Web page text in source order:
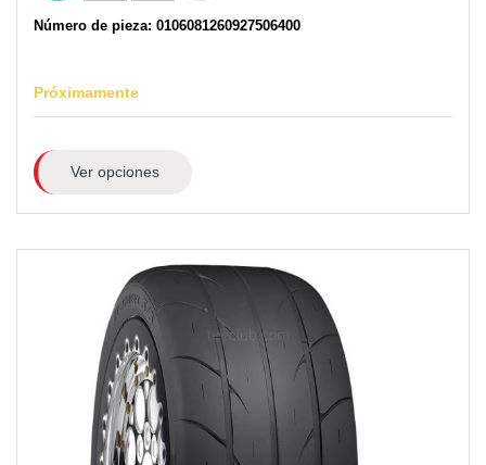
Número de pieza: 0106081260927506400
Próximamente
Ver opciones